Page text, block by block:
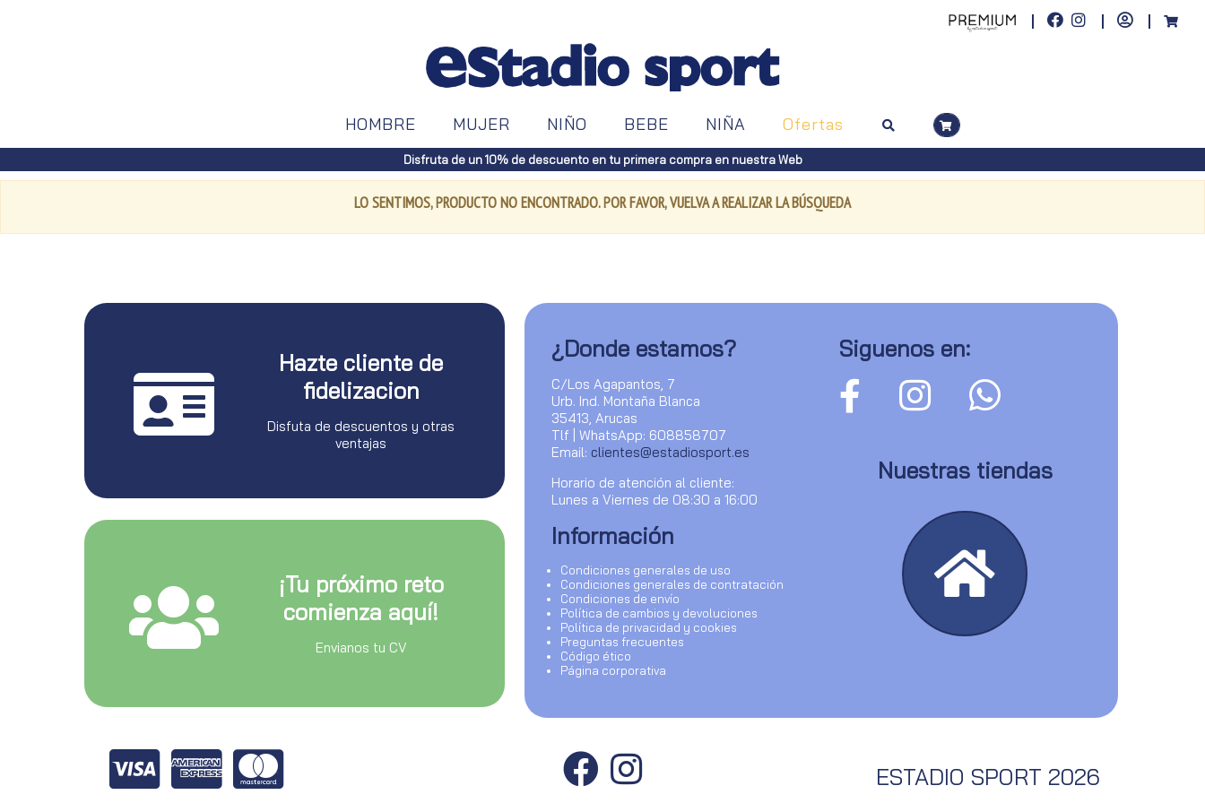
HOMBRE MUJER NIÑO BEBE NIÑA Ofertas
Disfruta de un 10% de descuento en tu primera compra en nuestra Web
LO SENTIMOS, PRODUCTO NO ENCONTRADO. POR FAVOR, VUELVA A REALIZAR LA BÚSQUEDA
Hazte cliente de
fidelizacion
Disfuta de descuentos y otras
ventajas
¡Tu próximo reto
comienza aquí!
Envianos tu CV
¿Donde estamos?
C/Los Agapantos, 7
Urb. Ind. Montaña Blanca
35413, Arucas
Tlf | WhatsApp: 608858707
Email: clientes@estadiosport.es
Horario de atención al cliente:
Lunes a Viernes de 08:30 a 16:00
Información
Condiciones generales de uso
Condiciones generales de contratación
Condiciones de envío
Política de cambios y devoluciones
Política de privacidad y cookies
Preguntas frecuentes
Código ético
Página corporativa
Siguenos en:
Nuestras tiendas
ESTADIO SPORT 2026